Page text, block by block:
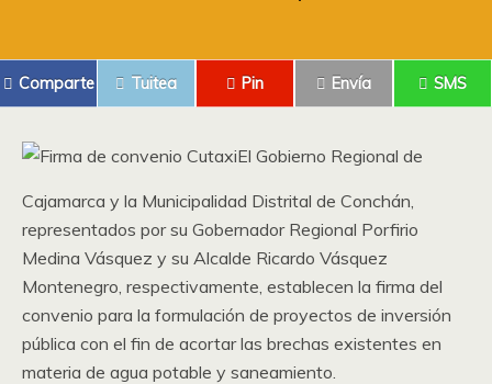
Comparte Tuitea Pin Envía SMS
El Gobierno Regional de
Cajamarca y la Municipalidad Distrital de Conchán,
representados por su Gobernador Regional Porfirio
Medina Vásquez y su Alcalde Ricardo Vásquez
Montenegro, respectivamente, establecen la firma del
convenio para la formulación de proyectos de inversión
pública con el fin de acortar las brechas existentes en
materia de agua potable y saneamiento.